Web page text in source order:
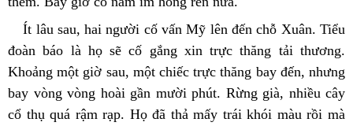
Ít lâu sau, hai người cố vấn Mỹ lên đến chỗ Xuân. Tiểu
đoàn báo là họ sẽ cố gắng xin trực thăng tải thương.
Khoảng một giờ sau, một chiếc trực thăng bay đến, nhưng
bay vòng vòng hoài gần mười phút. Rừng già, nhiều cây
cổ thụ quá rậm rạp. Họ đã thả mấy trái khói màu rồi mà